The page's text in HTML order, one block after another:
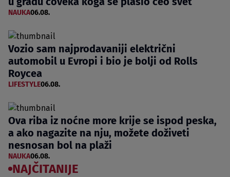
NAUKA06.08.
Vozio sam najprodavaniji električni
automobil u Evropi i bio je bolji od Rolls
Roycea
LIFESTYLE06.08.
Ova riba iz noćne more krije se ispod peska,
a ako nagazite na nju, možete doživeti
nesnosan bol na plaži
NAUKA06.08.
NAJČITANIJE